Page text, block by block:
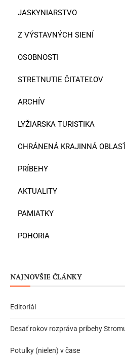
JASKYNIARSTVO
Z VÝSTAVNÝCH SIENÍ
OSOBNOSTI
STRETNUTIE ČITATEĽOV
ARCHÍV
LYŽIARSKA TURISTIKA
CHRÁNENÁ KRAJINNÁ
PRÍBEHY
AKTUALITY
PAMIATKY
POHORIA
NAJNOVŠIE ČLÁNKY
Editoriál
Desať rokov rozpráva príbehy
Potulky (nielen) v čase